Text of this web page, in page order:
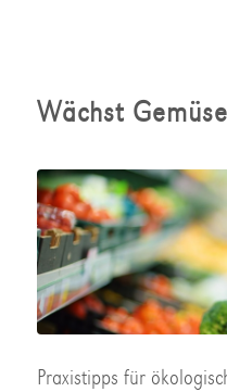
Wächst
Praxistipps für